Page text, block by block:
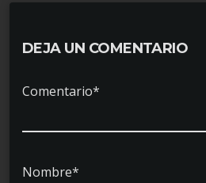
DEJA UN COMENTARIO
Comentario*
Nombre*